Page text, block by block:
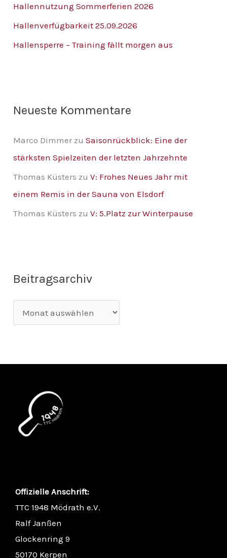
a
c
Hallennutzung Sommerferien 2026
Hallenverfügbarkeit 25.09.2026
Hallensperre – Training fällt morgen aus
Neueste Kommentare
Marco Dimmer zuSaisonrückblick: Eine der
stärksten Spielzeiten der letzten Jahrzehnte
Thomas Küsters zuV: Frohes Neues Jahr mit
einem Remis in der Sauna von Elsdorf
Thomas Küsters zuV: 5.Platz zur Winterpause
Beitragsarchiv
Offizielle Anschrift:
TTC 1948 Mödrath e.V.
Ralf Janßen
Glockenring 9
50170 Kerpen